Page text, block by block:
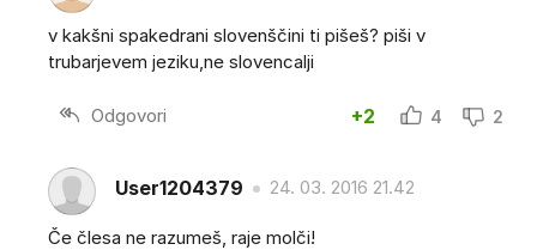
v kakšni spakedrani slovenščini ti pišeš? piši v
trubarjevem jeziku,ne slovencalji
Odgovori +2 4 2
User1204379 24. 03. 2016 21.42
Če člesa ne razumeš, raje molči!